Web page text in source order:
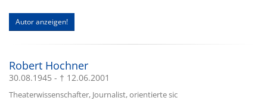
Autor anzeigen!
Robert Hochner
30.08.1945 - † 12.06.2001
Theaterwissenschafter, Journalist, orientierte sic